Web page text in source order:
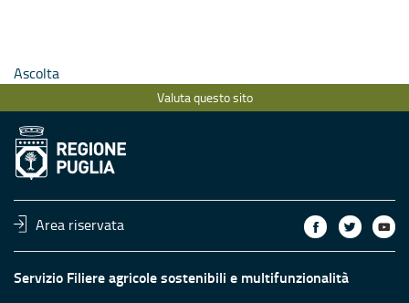
Ascolta
Valuta questo sito
Area riservata
Servizio Filiere agricole sostenibili e multifunzionalità